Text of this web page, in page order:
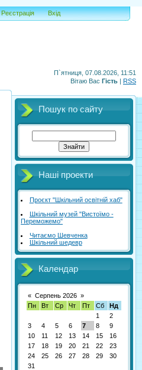
П`ятниця, 07.08.2026, 11:51
Вітаю Вас Гість | RSS
Реєстрація Вхід
Пошук по сайту
Наші проекти
Проєкт "Шкільний освітній хаб"
Шкільний музей "Вистоїмо -
Переможемо"
Читаємо Шевченка
Шкільний шедевр
Календар
« Серпень 2026 »
Пн
Вт Ср Чт Пт Сб
Нд
1
2
3
4 5 6 7 8
9
10
11 12 13 14 15
16
17
18 19 20 21 22
23
24
25 26 27 28 29
30
31